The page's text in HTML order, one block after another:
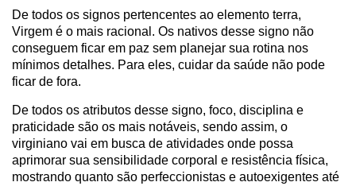
De todos os signos pertencentes ao elemento terra,
Virgem é o mais racional. Os nativos desse signo não
conseguem ficar em paz sem planejar sua rotina nos
mínimos detalhes. Para eles, cuidar da saúde não pode
ficar de fora.
De todos os atributos desse signo, foco, disciplina e
praticidade são os mais notáveis, sendo assim, o
virginiano vai em busca de atividades onde possa
aprimorar sua sensibilidade corporal e resistência física,
mostrando quanto são perfeccionistas e autoexigentes até